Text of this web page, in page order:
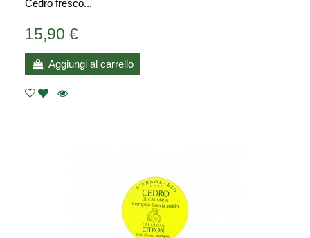
Cedro fresco...
15,90 €
Aggiungi al carrello